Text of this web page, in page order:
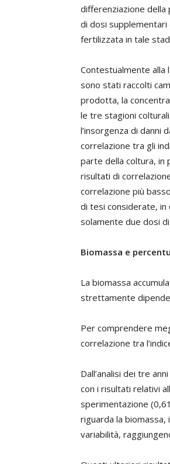
differenziazione della
di dosi supplementari
fertilizzata in tale
Contestualmente alla
sono stati raccolti
prodotta, la
le tre stagioni
l’insorgenza di danni
correlazione tra gli
parte della coltura, in
risultati di
correlazione più
di tesi considerate, in
solamente due dosi
Biomassa e
La biomassa
strettamente
Per comprendere
correlazione tra
Dall’analisi dei tre
con i risultati relativi
sperimentazione
riguarda la
variabilità,